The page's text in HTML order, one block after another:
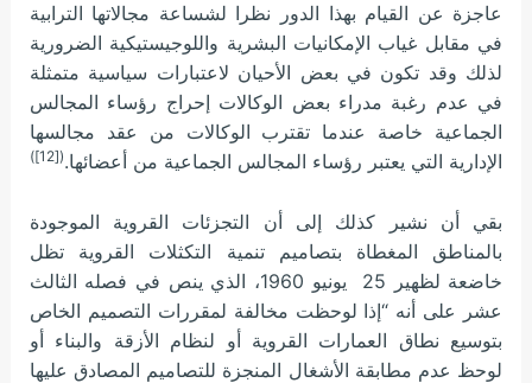
عاجزة عن القيام بهذا الدور نظرا لشساعة مجالاتها الترابية
في مقابل غياب الإمكانيات البشرية واللوجيستيكية الضرورية
لذلك وقد تكون في بعض الأحيان لاعتبارات سياسية متمثلة
في عدم رغبة مدراء بعض الوكالات إحراج رؤساء المجالس
الجماعية خاصة عندما تقترب الوكالات من عقد مجالسها
الإدارية التي يعتبر رؤساء المجالس الجماعية من أعضائها.([12])
بقي أن نشير كذلك إلى أن التجزئات القروية الموجودة
بالمناطق المغطاة بتصاميم تنمية التكثلات القروية تظل
خاضعة لظهير 25 يونيو 1960، الذي ينص في فصله الثالث
عشر على أنه “إذا لوحظت مخالفة لمقررات التصميم الخاص
بتوسيع نطاق العمارات القروية أو لنظام الأزقة والبناء أو
لوحظ عدم مطابقة الأشغال المنجزة للتصاميم المصادق عليها